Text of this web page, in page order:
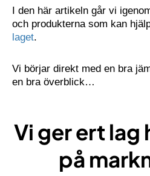
I den här artikeln går vi
och produkterna som kan
laget.
Vi börjar direkt med en bra
en bra överblick…
Vi ger ert lag
på